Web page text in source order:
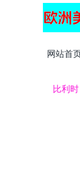
网站首
比利时